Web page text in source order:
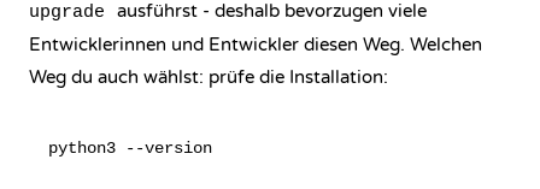
upgrade
ausführst - deshalb bevorzugen viele
Entwicklerinnen und Entwickler diesen Weg. Welchen
Weg du auch wählst: prüfe die Installation: